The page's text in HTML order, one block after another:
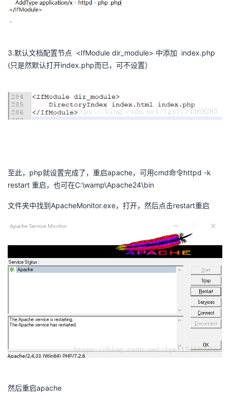
3.默认文档配置节点 <IfModule dir_module> 中添加 index.php
(只是然默认打开index.php而已，可不设置）
至此，php就设置完成了，重启apache，可用cmd命令httpd -k
restart 重启，也可在C:\wamp\Apache24\bin
文件夹中找到ApacheMonitor.exe，打开，然后点击restart重启
然后重启apache